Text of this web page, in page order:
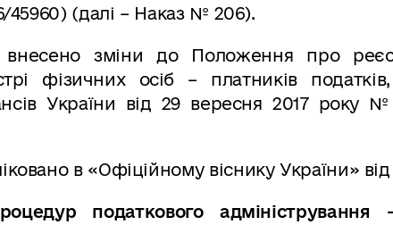
45960) (далі – Наказ № 206).
зміни до Положення про
фізичних осіб – платників
України від 29 вересня 2017 року
в «Офіційному віснику України»
податкового адміністрування